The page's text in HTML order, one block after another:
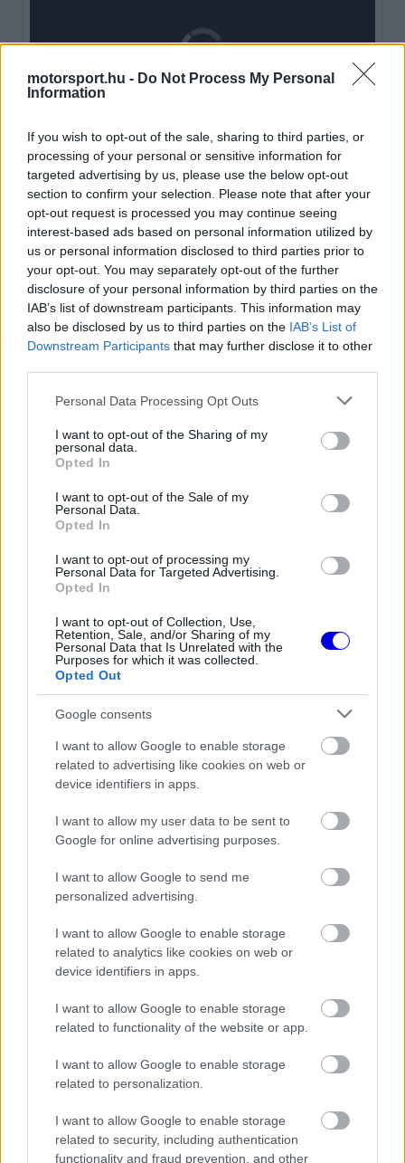
motorsport.hu - Do Not Process My Personal
Information
If you wish to opt-out of the sale, sharing to third parties, or
processing of your personal or sensitive information for
targeted advertising by us, please use the below opt-out
section to confirm your selection. Please note that after your
opt-out request is processed you may continue seeing
interest-based ads based on personal information utilized by
us or personal information disclosed to third parties prior to
your opt-out. You may separately opt-out of the further
disclosure of your personal information by third parties on the
IAB’s list of downstream participants. This information may
also be disclosed by us to third parties on the IAB’s List of
Downstream Participants that may further disclose it to other
Please note that this website/app uses one or more Google
not limited to your visit or usage behaviour. You may click to
grant or deny consent to Google and its third-party tags to
use your data for below specified purposes in below Google
consent section.
Personal Data Processing Opt Outs
I want to opt-out of the Sharing of my
personal data.
Opted In
I want to opt-out of the Sale of my
Personal Data.
Opted In
I want to opt-out of processing my
Personal Data for Targeted Advertising.
Opted In
I want to opt-out of Collection, Use,
Retention, Sale, and/or Sharing of my
Personal Data that Is Unrelated with the
Purposes for which it was collected.
Opted Out
Google consents
I want to allow Google to enable storage
related to advertising like cookies on web or
device identifiers in apps.
I want to allow my user data to be sent to
Google for online advertising purposes.
I want to allow Google to send me
personalized advertising.
I want to allow Google to enable storage
related to analytics like cookies on web or
device identifiers in apps.
I want to allow Google to enable storage
related to functionality of the website or app.
I want to allow Google to enable storage
related to personalization.
I want to allow Google to enable storage
related to security, including authentication
functionality and fraud prevention, and other
Video
Player
Pause UnmuteLoaded:
0%
Picture-
Picture
Fullscreen
APlanet F1beszámolója szerint a holland
versenyző a múlt hónapban Ausztriába repült,
hogy tárgyaljon a többségi tulajdonos Chalerm
Yoovidhyával, valamint Mateschitzcel. A csapat
mindenképpen garanciát akart kapni a folytatásra,
ezért még a kilépési záradék kivásárlására is
ajánlatot tettek.
EZEKET IS AJÁNLJUK
A Hondánál hisznek az áttörésben,
teljesen új motorral érkeznek a
Óriási fordulat Lewis Hamilton
jövőjével kapcsolatban
FORMA-1
Fontos kulcsembert csábított át
riválisától a Red Bull
Sok pénzt fizetnének
A hírek szerint a Red Bull6,9 millió fontot
Verstappennek, ha lemond a távozási jogáról, ám
ő ezt visszautasította. Ez a döntés háborította fel
a cégalapító Dietrich Mateschitz fiát, aki emiatt
már a szakítást fontolgatja.
A vezetőségben azonban nincs egyetértés a
kérdésben, mivel Oliver Mintzlaff ügyvezető
igazgató teljesen más állásponton van, és